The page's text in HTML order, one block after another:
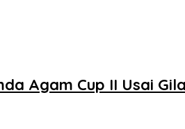
Agam Cup II Usai